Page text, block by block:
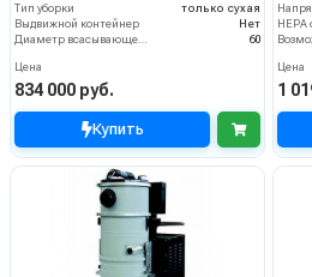
Тип уборки
только сухая
Выдвижной контейнер
Нет
60
Цена
834 000 руб.
Купить
Цена
1